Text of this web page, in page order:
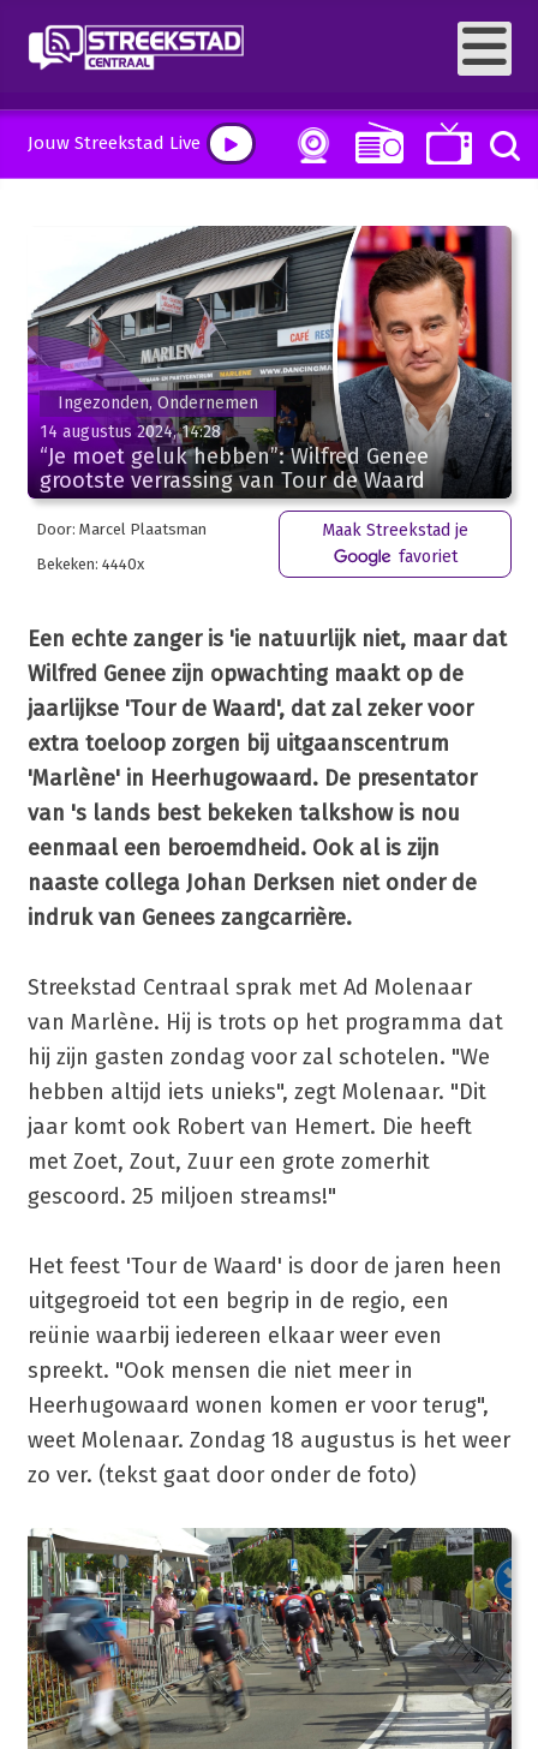
Jouw Streekstad Live
Ingezonden, Ondernemen
14 augustus 2024, 14:28
“Je moet geluk hebben”: Wilfred Genee
grootste verrassing van Tour de Waard
Door: Marcel Plaatsman
Bekeken: 4440x
Maak Streekstad je
favoriet
Een echte zanger is 'ie natuurlijk niet, maar dat
Wilfred Genee zijn opwachting maakt op de
jaarlijkse 'Tour de Waard', dat zal zeker voor
extra toeloop zorgen bij uitgaanscentrum
'Marlène' in Heerhugowaard. De presentator
van 's lands best bekeken talkshow is nou
eenmaal een beroemdheid. Ook al is zijn
naaste collega Johan Derksen niet onder de
indruk van Genees zangcarrière.
Streekstad Centraal sprak met Ad Molenaar
van Marlène. Hij is trots op het programma dat
hij zijn gasten zondag voor zal schotelen. "We
hebben altijd iets unieks", zegt Molenaar. "Dit
jaar komt ook Robert van Hemert. Die heeft
met Zoet, Zout, Zuur een grote zomerhit
gescoord. 25 miljoen streams!"
Het feest 'Tour de Waard' is door de jaren heen
uitgegroeid tot een begrip in de regio, een
reünie waarbij iedereen elkaar weer even
spreekt. "Ook mensen die niet meer in
Heerhugowaard wonen komen er voor terug",
weet Molenaar. Zondag 18 augustus is het weer
zo ver. (tekst gaat door onder de foto)